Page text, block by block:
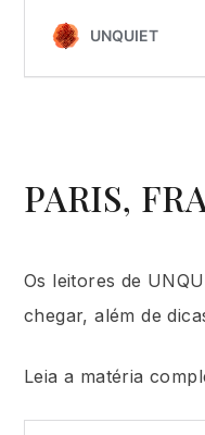
PARIS,
Os leitores de
chegar, além de
Leia a matéria